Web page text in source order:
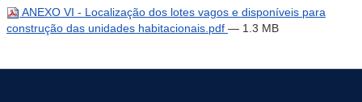
ANEXO VI - Localização dos lotes vagos e disponíveis para
construção das unidades habitacionais.pdf — 1.3 MB